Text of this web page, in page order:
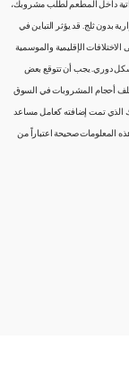
داخل المطعم لطلب مشروبك،
بدون ثلج. قد يؤثر التباين في
الاختلافات الإقليمية والموسمية
بشكل دوري. يجب أن تتوقع بعض
أحجام المشروبات في السوق
الذي تمت إضافته كعامل مساعد
المعلومات صحيحة اعتباراً من